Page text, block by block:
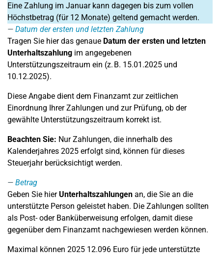
Eine Zahlung im Januar kann dagegen bis zum vollen
Höchstbetrag (für 12 Monate) geltend gemacht werden.
Datum der ersten und letzten Zahlung
Tragen Sie hier das genaue Datum der ersten und letzten
Unterhaltszahlung im angegebenen
Unterstützungszeitraum ein (z. B. 15.01.2025 und
10.12.2025).
Diese Angabe dient dem Finanzamt zur zeitlichen
Einordnung Ihrer Zahlungen und zur Prüfung, ob der
gewählte Unterstützungszeitraum korrekt ist.
Beachten Sie: Nur Zahlungen, die innerhalb des
Kalenderjahres 2025 erfolgt sind, können für dieses
Steuerjahr berücksichtigt werden.
Betrag
Geben Sie hier Unterhaltszahlungen an, die Sie an die
unterstützte Person geleistet haben. Die Zahlungen sollten
als Post- oder Banküberweisung erfolgen, damit diese
gegenüber dem Finanzamt nachgewiesen werden können.
Maximal können 2025 12.096 Euro für jede unterstützte